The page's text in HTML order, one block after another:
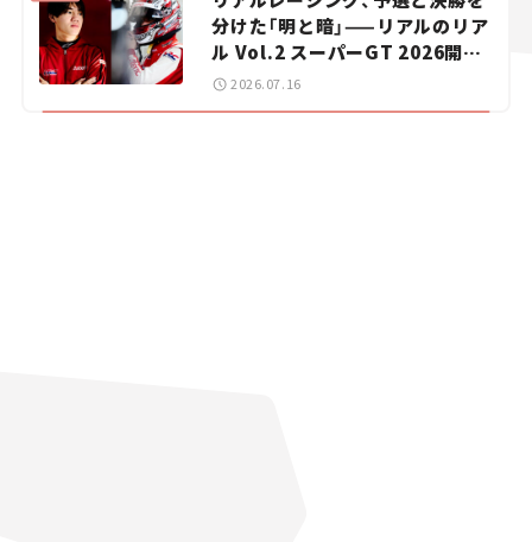
分けた「明と暗」——リアルのリア
ル Vol.2 スーパーGT 2026開幕
戦 岡山国際サーキット
2026.07.16